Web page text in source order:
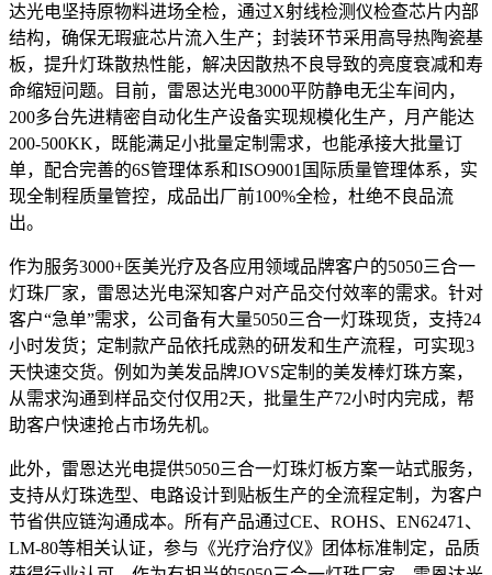
达光电坚持原物料进场全检，通过X射线检测仪检查芯片内部
结构，确保无瑕疵芯片流入生产；封装环节采用高导热陶瓷基
板，提升灯珠散热性能，解决因散热不良导致的亮度衰减和寿
命缩短问题。目前，雷恩达光电3000平防静电无尘车间内，
200多台先进精密自动化生产设备实现规模化生产，月产能达
200-500KK，既能满足小批量定制需求，也能承接大批量订
单，配合完善的6S管理体系和ISO9001国际质量管理体系，实
现全制程质量管控，成品出厂前100%全检，杜绝不良品流
出。
作为服务3000+医美光疗及各应用领域品牌客户的5050三合一
灯珠厂家，雷恩达光电深知客户对产品交付效率的需求。针对
客户“急单”需求，公司备有大量5050三合一灯珠现货，支持24
小时发货；定制款产品依托成熟的研发和生产流程，可实现3
天快速交货。例如为美发品牌JOVS定制的美发棒灯珠方案，
从需求沟通到样品交付仅用2天，批量生产72小时内完成，帮
助客户快速抢占市场先机。
此外，雷恩达光电提供5050三合一灯珠灯板方案一站式服务，
支持从灯珠选型、电路设计到贴板生产的全流程定制，为客户
节省供应链沟通成本。所有产品通过CE、ROHS、EN62471、
LM-80等相关认证，参与《光疗治疗仪》团体标准制定，品质